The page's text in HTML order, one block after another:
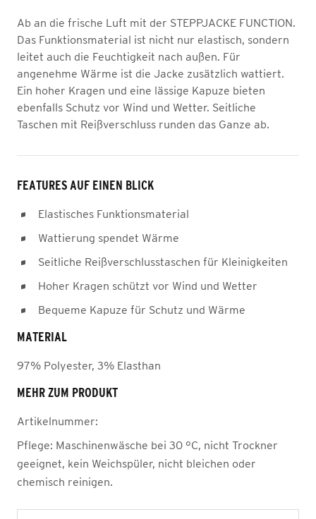
Ab an die frische Luft mit der STEPPJACKE FUNCTION.
Das Funktionsmaterial ist nicht nur elastisch, sondern
leitet auch die Feuchtigkeit nach außen. Für
angenehme Wärme ist die Jacke zusätzlich wattiert.
Ein hoher Kragen und eine lässige Kapuze bieten
ebenfalls Schutz vor Wind und Wetter. Seitliche
Taschen mit Reißverschluss runden das Ganze ab.
FEATURES AUF EINEN BLICK
Elastisches Funktionsmaterial
Wattierung spendet Wärme
Seitliche Reißverschlusstaschen für Kleinigkeiten
Hoher Kragen schützt vor Wind und Wetter
Bequeme Kapuze für Schutz und Wärme
MATERIAL
97% Polyester, 3% Elasthan
MEHR ZUM PRODUKT
Artikelnummer:
Pflege: Maschinenwäsche bei 30 °C, nicht Trockner
geeignet, kein Weichspüler, nicht bleichen oder
chemisch reinigen.